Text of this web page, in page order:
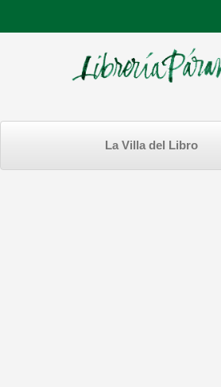
La Villa del Libro